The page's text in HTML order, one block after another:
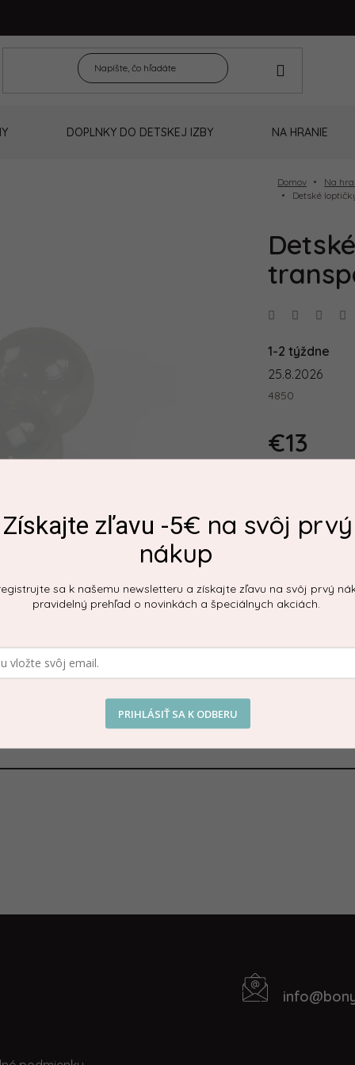
DOPLNKY DO DETSKEJ IZBY NA HRANIE
Domov Na
Detské
1-2 týždne
25.8.2026
4850
€13
info@
Získajte zľavu -5€ na svôj prvý
nákup
sa k našemu newsletteru a získajte zľavu na svôj prvý
pravidelný prehľad o novinkách a špeciálnych akciách.
PRIHLÁSIŤ SA K ODBERU